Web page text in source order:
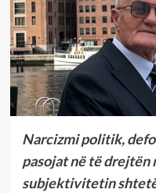
Narcizmi politik,
pasojat në të drejtën
subjektivitetin